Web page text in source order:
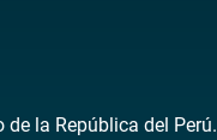
la República del Perú.